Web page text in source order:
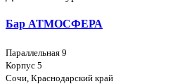
Бар АТМОСФЕРА
Параллельная 9
Корпус 5
Сочи, Краснодарский край